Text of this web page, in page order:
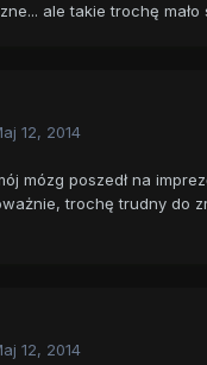
ale takie trochę mało
12, 2014
mózg poszedł na
trochę trudny do
12, 2014